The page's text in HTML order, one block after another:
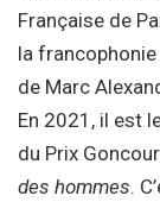
Française de
la
de Marc
En 2021, il est
du Prix
des hommes.